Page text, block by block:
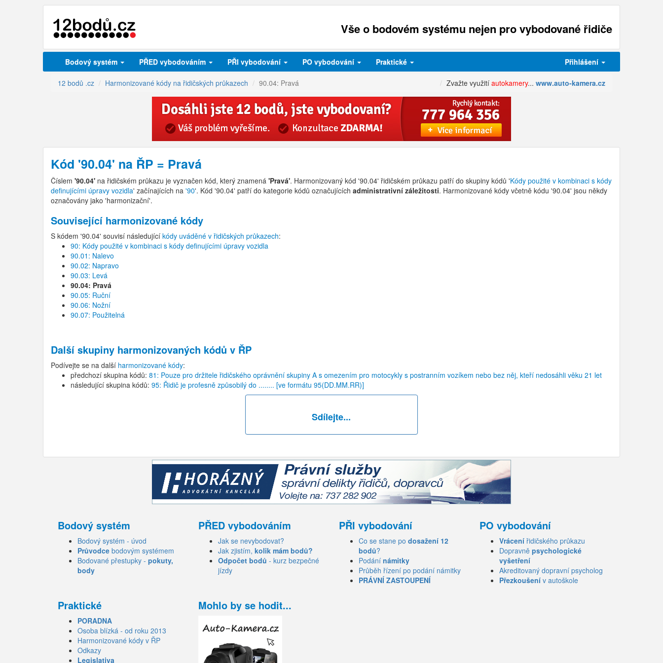
Vše o bodovém systému nejen pro vybodované řidiče
Bodový systém PŘED vybodováním PŘI vybodování PO vybodování Praktické Přihlášení
12 bodů .cz Harmonizované kódy na řidičských průkazech 90.04: Pravá Zvažte využití autokamery... www.auto-kamera.cz
Kód '90.04' na ŘP = Pravá
Číslem '90.04' na řidičském průkazu je vyznačen kód, který znamená 'Pravá'. Harmonizovaný kód '90.04' řidičském průkazu patří do skupiny kódů 'Kódy použité v kombinaci s kódy
definujícími úpravy vozidla' začínajících na '90'. Kód '90.04' patří do kategorie kódů označujících administrativní záležitosti. Harmonizované kódy včetně kódu '90.04' jsou někdy
označovány jako 'harmonizační'.
Související harmonizované kódy
S kódem '90.04' souvisí následující kódy uváděné v řidičských průkazech:
90: Kódy použité v kombinaci s kódy definujícími úpravy vozidla
90.01: Nalevo
90.02: Napravo
90.03: Levá
90.04: Pravá
90.05: Ruční
90.06: Nožní
90.07: Použitelná
Další skupiny harmonizovaných kódů v ŘP
Podívejte se na další harmonizované kódy:
předchozí skupina kódů: 81: Pouze pro držitele řidičského oprávnění skupiny A s omezením pro motocykly s postranním vozíkem nebo bez něj, kteří nedosáhli věku 21 let
následující skupina kódů: 95: Řidič je profesně způsobilý do ........ [ve formátu 95(DD.MM.RR)]
Sdílejte...
Bodový systém
Bodový systém - úvod
Průvodce bodovým systémem
Bodované přestupky - pokuty,
body
PŘED vybodováním
Jak se nevybodovat?
Jak zjistím, kolik mám bodů?
Odpočet bodů - kurz bezpečné
jízdy
PŘI vybodování
Co se stane po dosažení 12
bodů?
Podání námitky
Průběh řízení po podání námitky
PRÁVNÍ ZASTOUPENÍ
PO vybodování
Vrácení řidičského průkazu
Dopravně psychologické
vyšetření
Akreditovaný dopravní psycholog
Přezkoušení v autoškole
Praktické
PORADNA
Osoba blízká - od roku 2013
Harmonizované kódy v ŘP
Odkazy
Legislativa
Mohlo by se hodit...